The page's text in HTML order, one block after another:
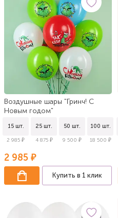
Воздушные шары "Гринч! С
Новым годом"
15 шт.
2 985 ₽
25 шт.
4 875 ₽
50 шт.
9 500 ₽
100 шт.
18 500 ₽
2 985 ₽
Купить в 1 клик